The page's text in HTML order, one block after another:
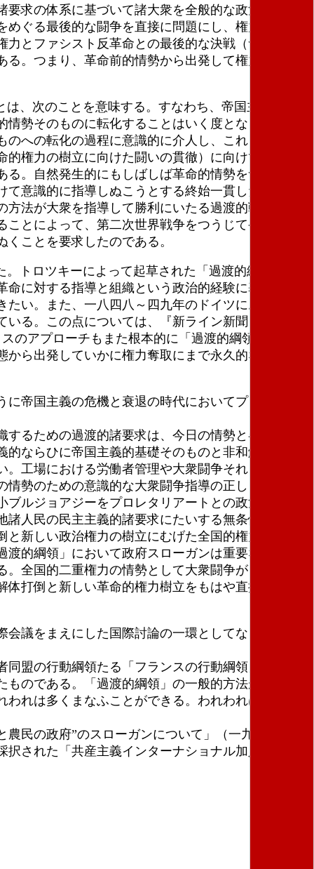
求の体系に基づいて諸大衆を全般的な政治闘争に
ぐる最後的な闘争を直接に問題にし、権力のため
とファシスト反革命との最後的な決戦（つまり、
。つまり、革命前的情勢から出発して権力奪取に
、次のことを意味する。すなわち、帝国主義の危
勢そのものに転化することはいく度となく繰り返
への転化の過程に意識的に介人し、これを最大限
権力の樹立に向けた闘いの貫徹）に向けて意識的
。自然発生的にもしばしば革命的情勢をつくりだ
意識的に指導しぬこうとする終始一貫した意識的
法が大衆を指導して勝利にいたる過渡的戦略の体
とによって、第二次世界戦争をつうじて発展する
ことを要求したのである。
トロツキーによって起草された「過渡的綱領」
に対する指導と組織という政治的経験に基づくも
い。また、一八四八～四九年のドイツにおけるマ
る。この点については、『新ライン新聞』に発表
のアプローチもまた根本的に「過渡的綱領」の方法
ら出発していかに権力奪取にまで永久的な発展を
帝国主義の危機と衰退の時代においてプロレタリ
るための過渡的諸要求は、今日の情勢と各国にお
ならひに帝国主義的基礎そのものと非和解的に対
工場における労働者管理や大衆闘争それ自体の自
勢のための意識的な大衆闘争指導の正しさはいう
ルジョアジーをプロレタリアートとの政治的同盟
人民の民主主義的諸要求にたいする無条件的な防
新しい政治権力の樹立にむげた全国的権力闘争に
的綱領」において政府スローガンは重要な政治的
全国的二重権力の情勢として大衆闘争が自己を表
打倒と新しい革命的権力樹立をもはや直接の課題
議をまえにした国際討論の一環としてなされたも
盟の行動綱領たる「フランスの行動綱領」があ
のである。「過渡的綱領」の一般的方法が当時の
れは多くまなふことができる。われわれは「フラ
民の政府”のスローガンについて」（一九三八年七
された「共産主義インターナショナル加入の二一